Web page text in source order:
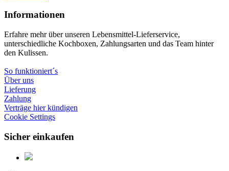
Informationen
Erfahre mehr über unseren Lebensmittel-Lieferservice,
unterschiedliche Kochboxen, Zahlungsarten und das Team hinter
den Kulissen.
So funktioniert´s
Über uns
Lieferung
Zahlung
Verträge hier kündigen
Cookie Settings
Sicher einkaufen